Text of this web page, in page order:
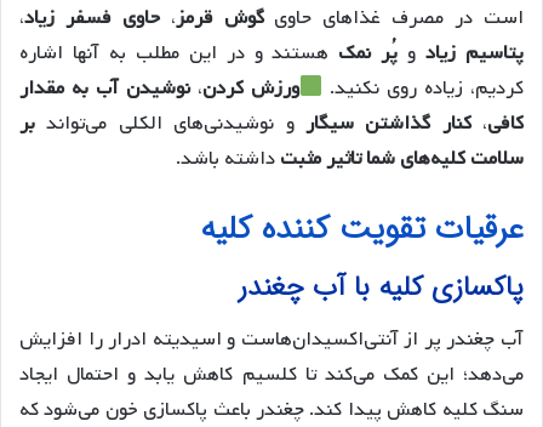
است در مصرف غذاهای حاویگوش قرمز،حاوی فسفر زیاد،
پتاسیم زیادو پُر نمک هستند و در این مطلب به آنها اشاره
کردیم، زیاده روی نکنید.
ورزش کردن،نوشیدن آب به مقدار
کافی،کنار گذاشتن سیگار و نوشیدنی‌های الکلی می‌تواند بر
سلامت کلیه‌های شما تاثیر مثبتداشته باشد.
عرقیات تقویت کننده کلیه
پاکسازی کلیه با آب چغندر
آب چغندر پر از آنتی‌اکسیدان‌هاست و اسیدیته ادرار را افزایش
می‌دهد؛ این کمک می‌کند تا کلسیم کاهش یابد و احتمال ایجاد
سنگ کلیه کاهش پیدا کند. چغندر باعث پاکسازی خون می‌شود که